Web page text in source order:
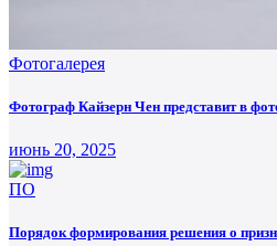
Фотогалерея
Фотограф Кайзерн Чен представит в
июнь 20, 2025
ПО
Порядок формирования решения о